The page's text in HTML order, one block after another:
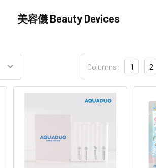
美容儀 Beauty Devices
Columns: 1 2